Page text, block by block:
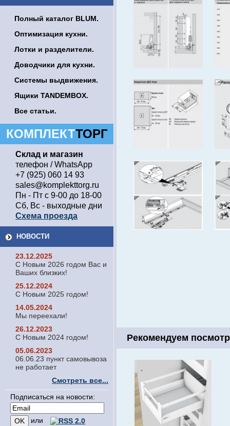
Полный каталог BLUM.
Оптимизация кухни.
Лотки и разделители.
Доводчики для кухни.
Системы выдвижения.
Ящики TANDEMBOX.
Все статьи.
КОМПЛЕКТТОРГ
Склад и магазин
телефон / WhatsApp
+7 (925) 060 14 93
sales@komplekttorg.ru
Пн - Пт с 9-00 до 18-00
Сб, Вс - выходные дни
Схема проезда
НОВОСТИ
23.12.2025
С Новым 2026 годом Вас и
Ваших близких!
25.12.2024
С Новым 2025 годом!
14.05.2024
Мы переехали!
26.12.2023
С Новым 2024 годом!
05.06.2023
06.06.23 пункт самовывоза
не работает
Смотреть все...
Подписаться на новости:
или
Рекомендуем